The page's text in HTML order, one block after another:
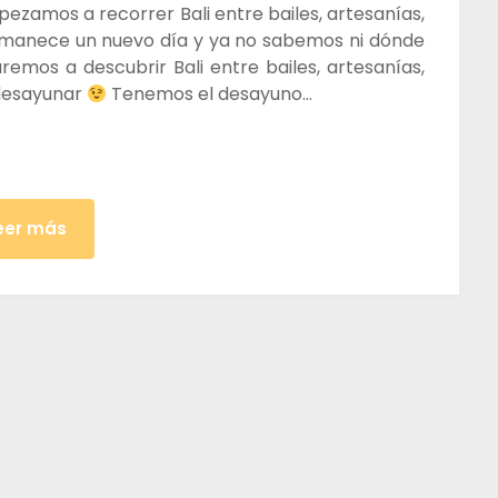
a recorrer Bali entre bailes, artesanías,
un nuevo día y ya no sabemos ni dónde
a descubrir Bali entre bailes, artesanías,
Tenemos el desayuno…
más